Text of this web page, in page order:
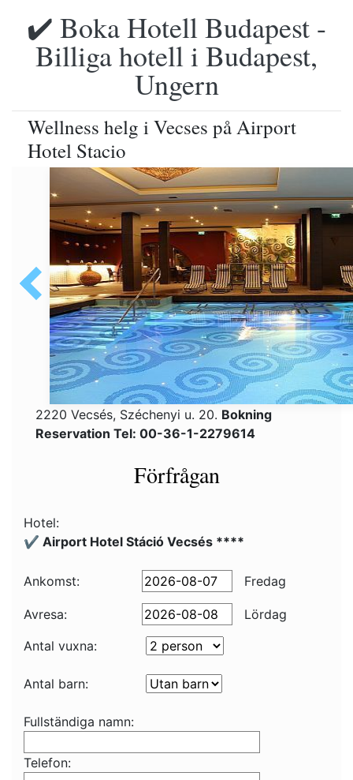
✔️ Boka Hotell Budapest -
Billiga hotell i Budapest,
Ungern
Wellness helg i Vecses på Airport
Hotel Stacio
2220 Vecsés, Széchenyi u. 20. Bokning
Reservation Tel: 00-36-1-2279614
Förfrågan
Hotel:
✔️ Airport Hotel Stáció Vecsés ****
Ankomst: Fredag
Avresa:
Lördag
Antal vuxna:
Antal barn:
Fullständiga namn:
Telefon: